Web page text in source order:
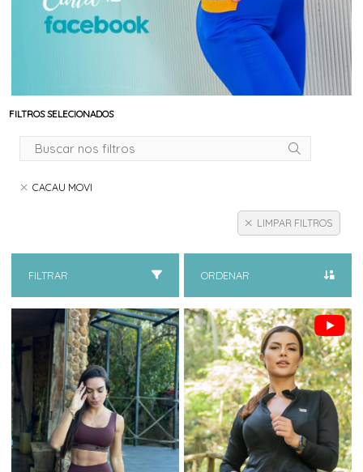
FILTROS SELECIONADOS
CACAU MOVI
LIMPAR FILTROS
FILTRAR ORDENAR